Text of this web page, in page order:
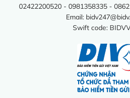
02422200520 - 0981358335 -
Email:
Swift code: